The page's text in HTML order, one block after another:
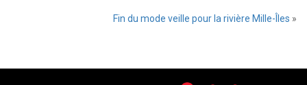
Fin du mode veille pour la rivière Mille-Îles »